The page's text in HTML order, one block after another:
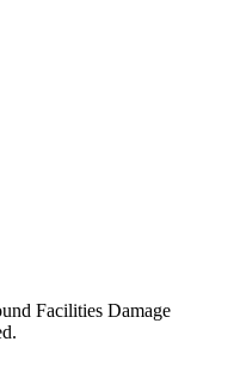
Facilities Damage